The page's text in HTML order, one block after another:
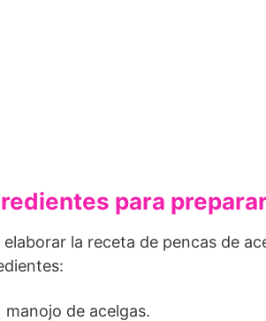
para
elaborar la receta de pencas de
manojo de acelgas.